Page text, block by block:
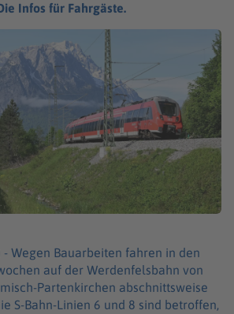
Infos für Fahrgäste.
- Wegen Bauarbeiten fahren in den
auf der Werdenfelsbahn von
Partenkirchen abschnittsweise
S-Bahn-Linien 6 und 8 sind betroffen,